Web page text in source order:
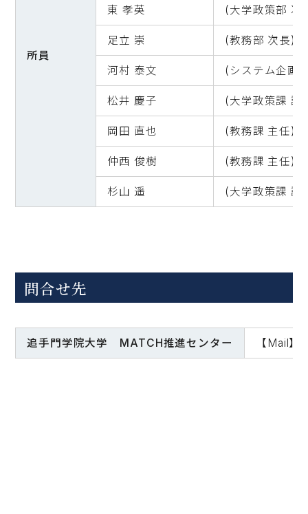
所員
東 孝英 (大学政策部 次
足立 崇 (教務部 次長)
河村 泰文 (システム企画
松井 慶子 (大学政策課 課
岡田 直也 (教務課 主任)
仲西 俊樹 (教務課 主任)
杉山 遥 (大学政策課 課
問合せ先
追手門学院大学 MATCH推進センター 【Mail